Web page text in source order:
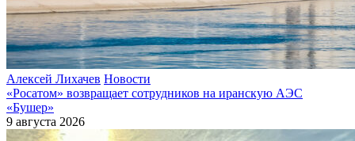
Алексей Лихачев Новости
«Росатом» возвращает сотрудников на иранскую АЭС
«Бушер»
9 августа 2026